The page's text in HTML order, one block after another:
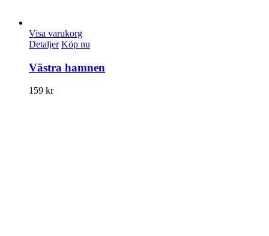
Visa varukorg
Detaljer Köp nu
Västra hamnen
159 kr